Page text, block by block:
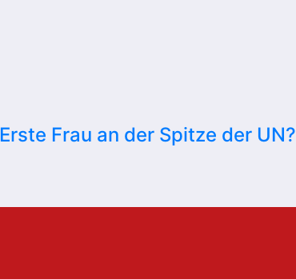
Erste Frau an der Spitze der UN?